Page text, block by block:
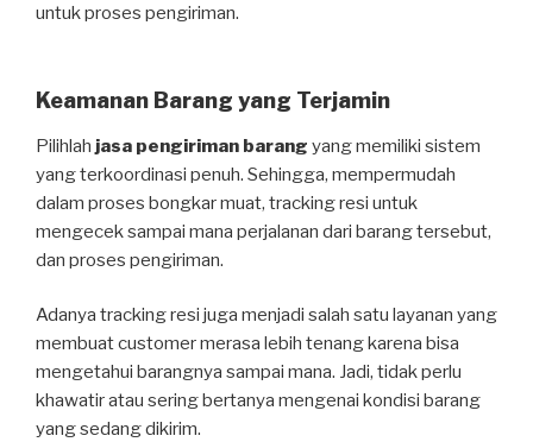
untuk proses pengiriman.
Keamanan Barang yang Terjamin
Pilihlah jasa pengiriman barang yang memiliki sistem
yang terkoordinasi penuh. Sehingga, mempermudah
dalam proses bongkar muat, tracking resi untuk
mengecek sampai mana perjalanan dari barang tersebut,
dan proses pengiriman.
Adanya tracking resi juga menjadi salah satu layanan yang
membuat customer merasa lebih tenang karena bisa
mengetahui barangnya sampai mana. Jadi, tidak perlu
khawatir atau sering bertanya mengenai kondisi barang
yang sedang dikirim.